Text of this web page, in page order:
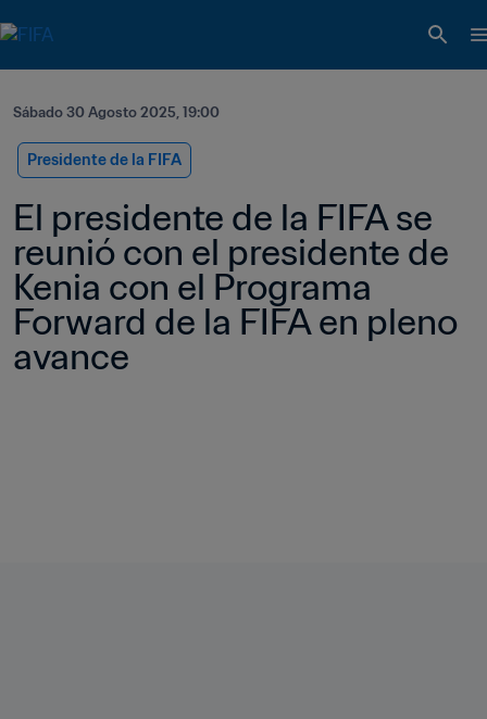
Sábado 30 Agosto 2025, 19:00
Presidente de la FIFA
El presidente de la FIFA se
reunió con el presidente de
Kenia con el Programa
Forward de la FIFA en pleno
avance